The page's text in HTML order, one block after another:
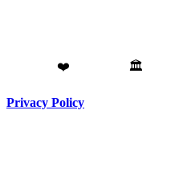
❤️ 🏛️
Privacy Policy